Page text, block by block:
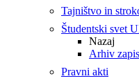
Tajništvo in
Študentski svet
Nazaj
Arhiv
Pravni akti